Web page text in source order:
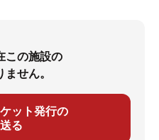
この施設の
せん。
ット発行の
る